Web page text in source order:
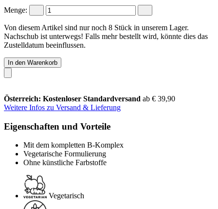
Menge:
Von diesem Artikel sind nur noch 8 Stück in unserem Lager.
Nachschub ist unterwegs! Falls mehr bestellt wird, könnte dies das
Zustelldatum beeinflussen.
In den Warenkorb
Österreich: Kostenloser Standardversand ab € 39,90
Weitere Infos zu Versand & Lieferung
Eigenschaften und Vorteile
Mit dem kompletten B-Komplex
Vegetarische Formulierung
Ohne künstliche Farbstoffe
Vegetarisch